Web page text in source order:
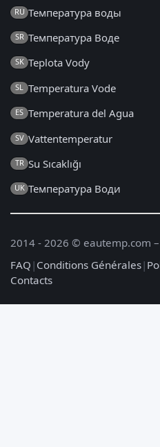
RU Температура воды
SR Температура Воде
SK Teplota Vody
SL Temperatura Vode
ES Temperatura del Agua
SV Vattentemperatur
TR Su Sıcaklığı
UK Температура Води
2014 - 2026 © eautemp.com
FAQ | Conditions Générales|
Contacts